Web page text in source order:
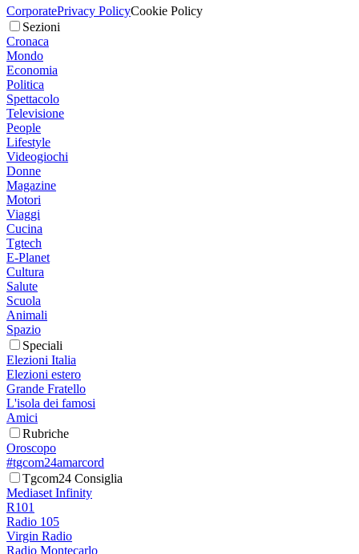
CorporatePrivacy PolicyCookie Policy
Sezioni
Cronaca
Mondo
Economia
Politica
Spettacolo
Televisione
People
Lifestyle
Videogiochi
Donne
Magazine
Motori
Viaggi
Cucina
Tgtech
E-Planet
Cultura
Salute
Scuola
Animali
Spazio
Speciali
Elezioni Italia
Elezioni estero
Grande Fratello
L'isola dei famosi
Amici
Rubriche
Oroscopo
#tgcom24amarcord
Tgcom24 Consiglia
Mediaset Infinity
R101
Radio 105
Virgin Radio
Radio Montecarlo